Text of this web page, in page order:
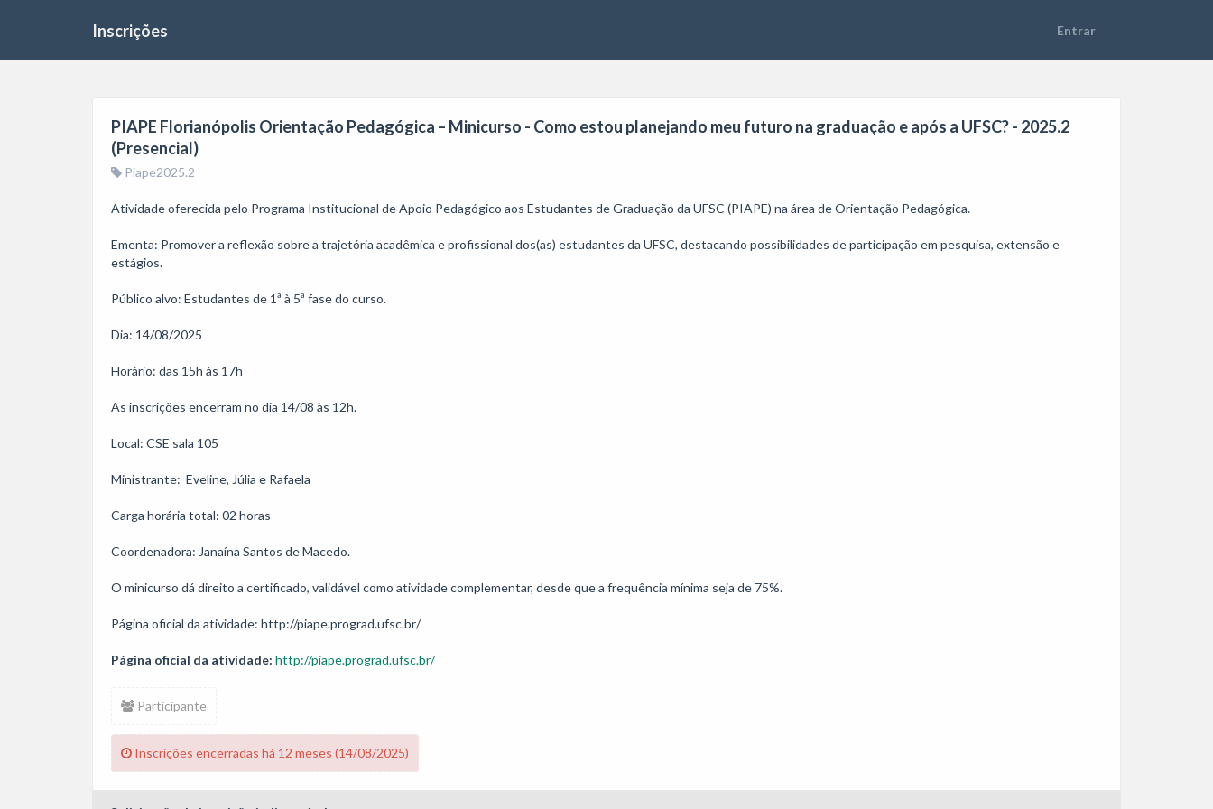
Inscrições
PIAPE Florianópolis Orientação Pedagógica – Minicurso - Como estou planejando meu futuro na graduação e após a UFSC? - 2025.2
(Presencial)
Piape2025.2
Atividade oferecida pelo Programa Institucional de Apoio Pedagógico aos Estudantes de Graduação da UFSC (PIAPE) na área de Orientação Pedagógica.
Ementa: Promover a reflexão sobre a trajetória acadêmica e profissional dos(as) estudantes da UFSC, destacando possibilidades de participação em pesquisa, extensão e
estágios.
Público alvo: Estudantes de 1ª à 5ª fase do curso.
Dia: 14/08/2025
Horário: das 15h às 17h
As inscrições encerram no dia 14/08 às 12h.
Local: CSE sala 105
Ministrante:  Eveline, Júlia e Rafaela
Carga horária total: 02 horas
Coordenadora: Janaína Santos de Macedo.
O minicurso dá direito a certificado, validável como atividade complementar, desde que a frequência mínima seja de 75%.
Página oficial da atividade: http://piape.prograd.ufsc.br/
Participante
Inscrições encerradas há 12 meses (14/08/2025)